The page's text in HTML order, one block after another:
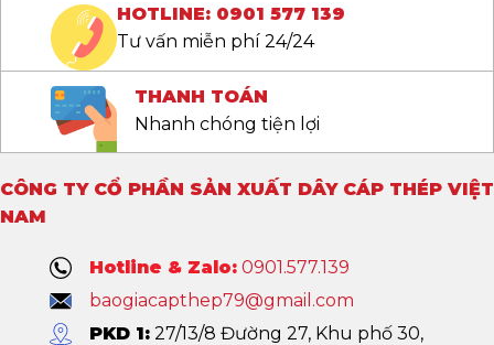
HOTLINE: 0901 577 139
Tư vấn miễn phí 24/24
THANH TOÁN
Nhanh chóng tiện lợi
CÔNG TY CỔ PHẦN SẢN XUẤT DÂY CÁP THÉP VIỆT
NAM
Hotline & Zalo: 0901.577.139
baogiacapthep79@gmail.com
PKD 1:27/13/8 Đường 27, Khu phố 30,